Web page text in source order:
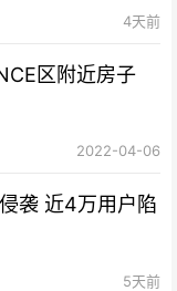
4天前
区附近房子
2022-04-06
袭 近4万用户陷
5天前